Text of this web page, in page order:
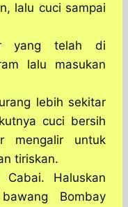
lalu cuci sampai
yang telah di
lalu masukan
lebih sekitar
cuci bersih
mengalir untuk
tiriskan.
Haluskan
Bombay